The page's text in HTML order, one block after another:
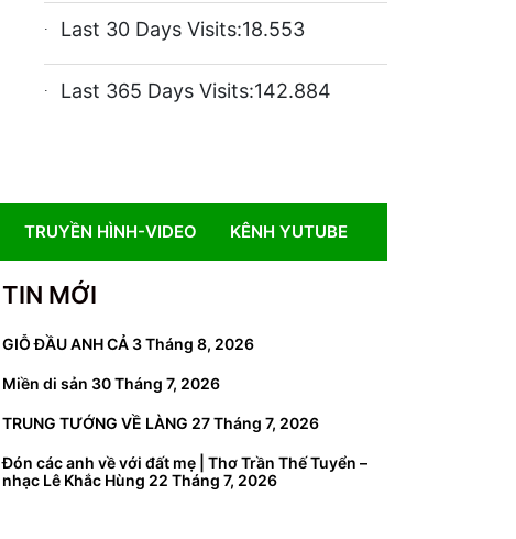
Last 30 Days Visits:18.553
Last 365 Days Visits:142.884
TRUYỀN HÌNH-VIDEO KÊNH YUTUBE
TIN MỚI
GIỖ ĐẦU ANH CẢ 3 Tháng 8, 2026
Miền di sản 30 Tháng 7, 2026
TRUNG TƯỚNG VỀ LÀNG 27 Tháng 7, 2026
Đón các anh về với đất mẹ | Thơ Trần Thế Tuyển –
nhạc Lê Khắc Hùng 22 Tháng 7, 2026